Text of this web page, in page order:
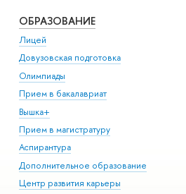
ОБРАЗОВАНИЕ
Лицей
Довузовская подготовка
Олимпиады
Прием в бакалавриат
Вышка+
Прием в магистратуру
Аспирантура
Дополнительное образование
Центр развития карьеры